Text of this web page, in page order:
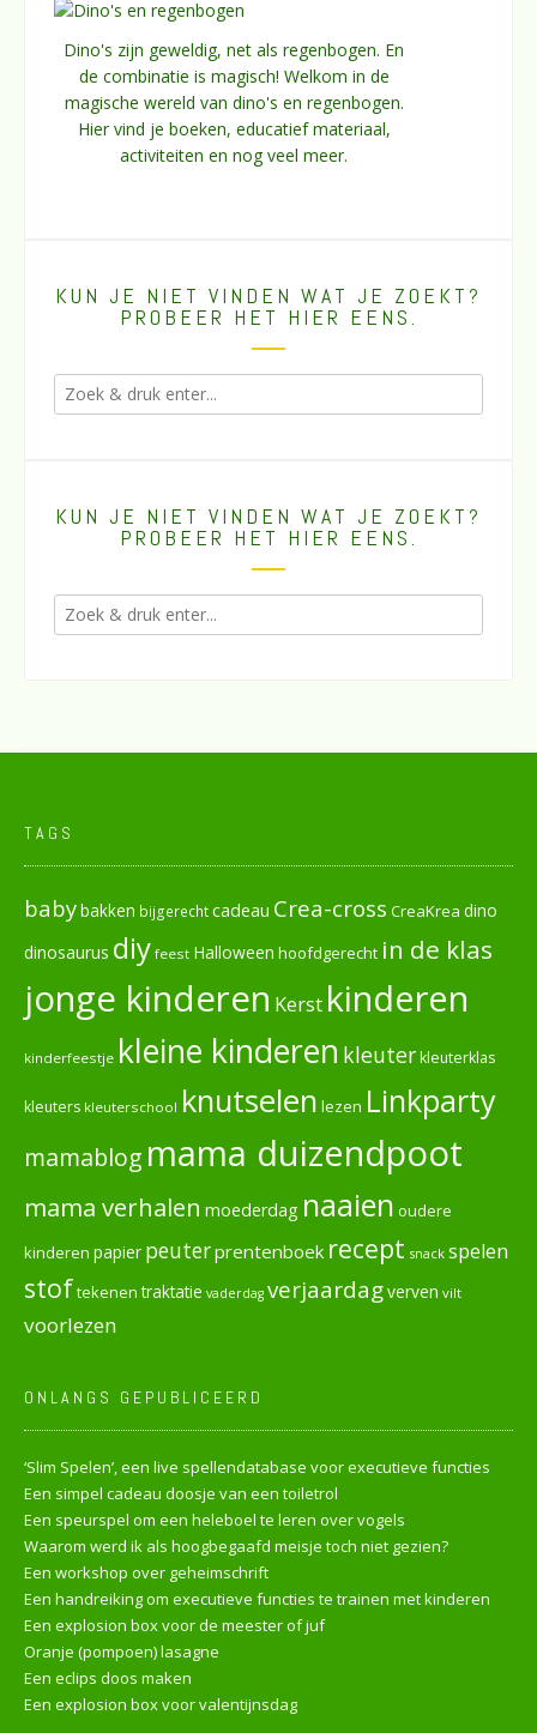
Dino's zijn geweldig, net als regenbogen. En
de combinatie is magisch! Welkom in de
magische wereld van dino's en regenbogen.
Hier vind je boeken, educatief materiaal,
activiteiten en nog veel meer.
KUN JE NIET VINDEN WAT JE ZOEKT?
PROBEER HET HIER EENS.
KUN JE NIET VINDEN WAT JE ZOEKT?
PROBEER HET HIER EENS.
TAGS
babybakken bijgerechtcadeau Crea-cross CreaKrea dino
dinosaurus diy feest Halloween hoofdgerecht in de klas
jonge kinderen Kerst kinderen
kinderfeestje kleine kinderen kleuterkleuterklas
kleuters kleuterschool knutselen lezen Linkparty
mamablog mama duizendpoot
mama verhalen moederdag naaien oudere
kinderen papier peuterprentenboek recept snack spelen
stoftekenen traktatie vaderdag verjaardagverven vilt
voorlezen
ONLANGS GEPUBLICEERD
‘Slim Spelen’, een live spellendatabase voor executieve functies
Een simpel cadeau doosje van een toiletrol
Een speurspel om een heleboel te leren over vogels
Waarom werd ik als hoogbegaafd meisje toch niet gezien?
Een workshop over geheimschrift
Een handreiking om executieve functies te trainen met kinderen
Een explosion box voor de meester of juf
Oranje (pompoen) lasagne
Een eclips doos maken
Een explosion box voor valentijnsdag